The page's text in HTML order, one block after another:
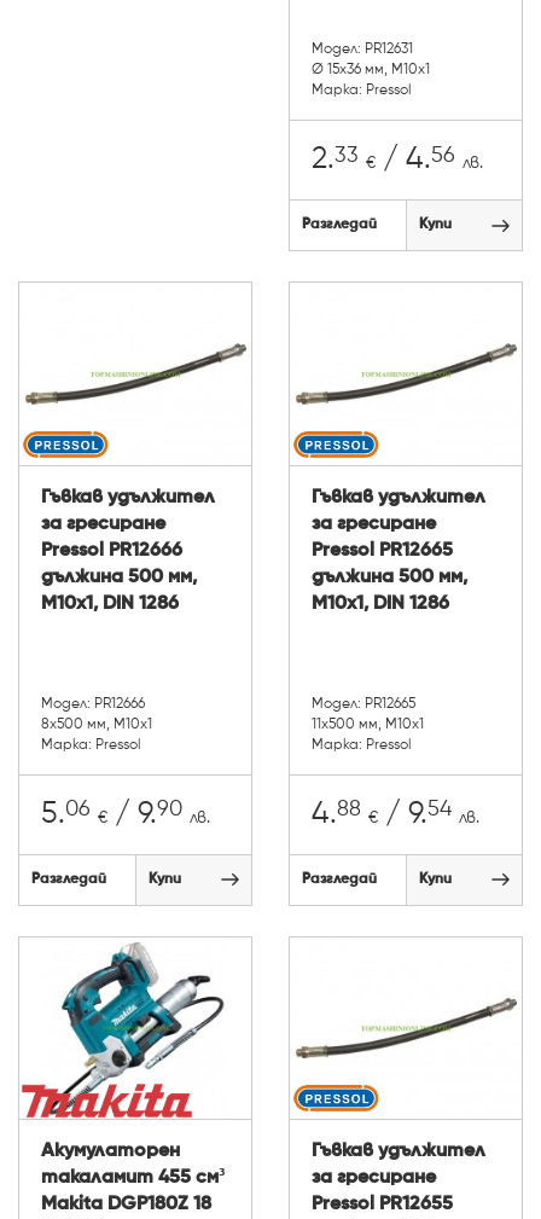
Модел: PR12631
Ø 15x36 мм, М10х1
Марка: Pressol
2.33 € / 4.56 лв.
Разгледай Купи
Гъвкав удължител
за гресиране
Pressol PR12666
дължина 500 мм,
М10х1, DIN 1286
Модел: PR12666
8x500 мм, М10х1
Марка: Pressol
5.06 € / 9.90 лв.
Разгледай Купи
Гъвкав удължител
за гресиране
Pressol PR12665
дължина 500 мм,
М10х1, DIN 1286
Модел: PR12665
11x500 мм, М10х1
Марка: Pressol
4.88 € / 9.54 лв.
Разгледай Купи
Акумулаторен
такаламит 455 см³
Makita DGP180Z 18
Гъвкав удължител
за гресиране
Pressol PR12655